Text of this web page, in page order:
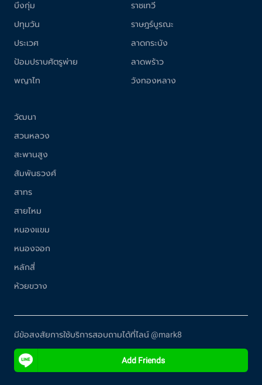
บึงกุ่ม
ปทุมวัน
ประเวศ
ป้อมปราบศัตรูพ่าย
พญาไท
ราชเทวี
ราษฎร์บูรณะ
ลาดกระบัง
ลาดพร้าว
วังทองหลาง
วัฒนา
สวนหลวง
สะพานสูง
สัมพันธวงศ์
สาทร
สายไหม
หนองแขม
หนองจอก
หลักสี่
ห้วยขวาง
มีข้อสงสัยการใช้บริการสอบถามได้ที่ไลน์ @mark8
Add Friends